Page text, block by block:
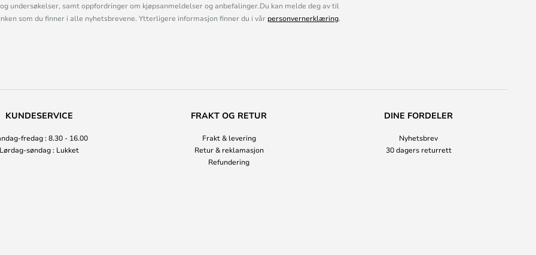
undersøkelser, samt oppfordringer om kjøpsanmeldelser og anbefalinger.Du kan melde deg av til
som du finner i alle nyhetsbrevene. Ytterligere informasjon finner du i vår personvernerklæring.
KUNDESERVICE
fredag : 8.30 - 16.00
Lørdag-søndag : Lukket
FRAKT OG RETUR
Frakt & levering
Retur & reklamasjon
Refundering
DINE FORDELER
Nyhetsbrev
30 dagers returrett